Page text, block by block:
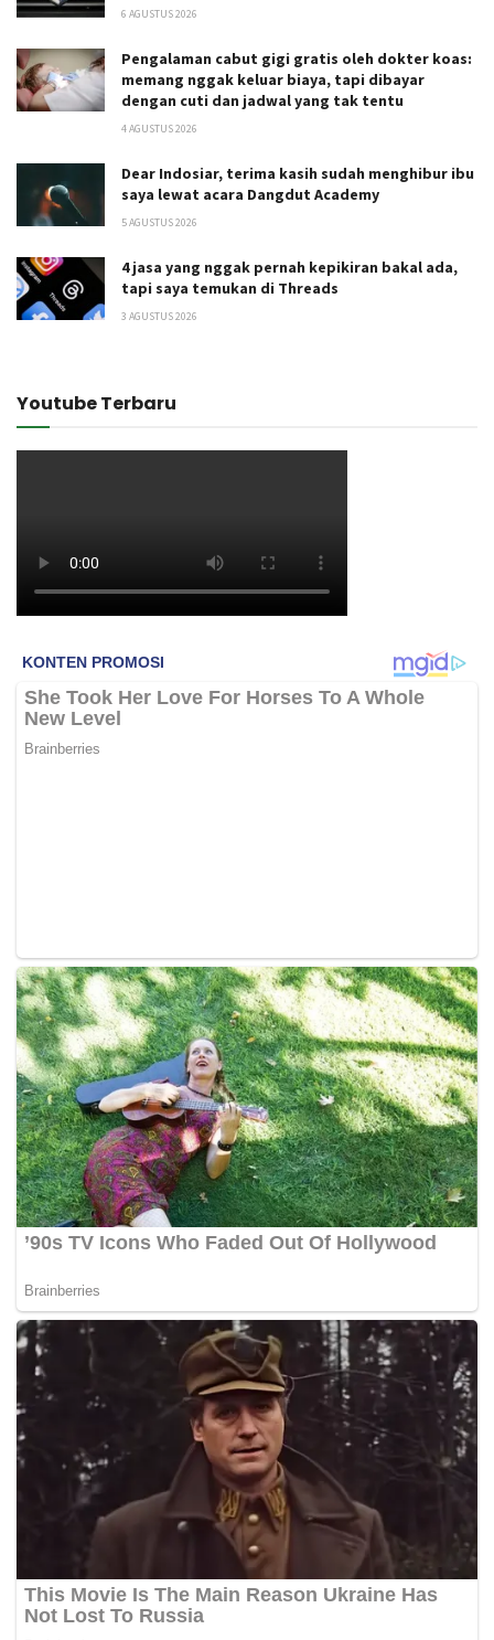
6 AGUSTUS 2026
Pengalaman cabut gigi gratis oleh dokter koas:
memang nggak keluar biaya, tapi dibayar
dengan cuti dan jadwal yang tak tentu
4 AGUSTUS 2026
Dear Indosiar, terima kasih sudah menghibur ibu
saya lewat acara Dangdut Academy
5 AGUSTUS 2026
4 jasa yang nggak pernah kepikiran bakal ada,
tapi saya temukan di Threads
3 AGUSTUS 2026
Youtube Terbaru